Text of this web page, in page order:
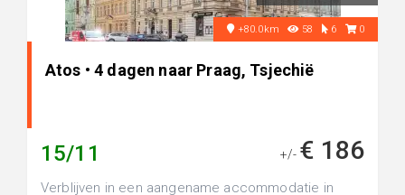
+80.0km 58 6 0
Atos • 4 dagen naar Praag, Tsjechië
15/11 +/- € 186
Verblijven in een aangename accommodatie in